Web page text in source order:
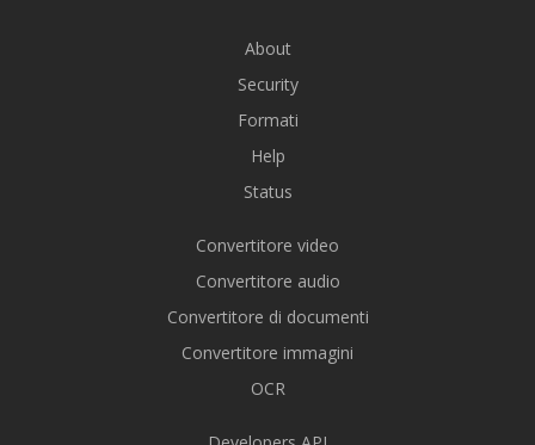
About
Security
Formati
Help
Status
Convertitore video
Convertitore audio
Convertitore di documenti
Convertitore immagini
OCR